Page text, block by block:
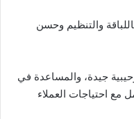
والتنظيم وحسن
جيدة، والمساعدة في
مع احتياجات العملاء